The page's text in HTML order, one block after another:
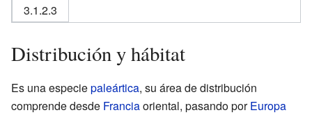
3.1.2.3
Distribución y hábitat
Es una especiepaleártica, su área de distribución
comprende desde Franciaoriental, pasando porEuropa